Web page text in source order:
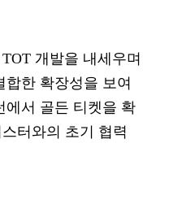
개발을 내세우며
한 확장성을 보여
에서 골든 티켓을 확
터와의 초기 협력